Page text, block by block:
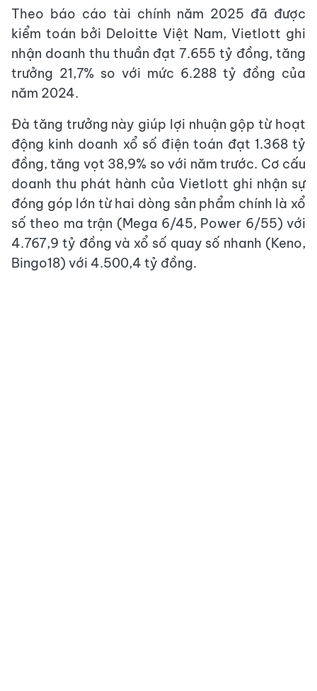
Theo báo cáo tài chính năm 2025 đã được
kiểm toán bởi Deloitte Việt Nam, Vietlott ghi
nhận doanh thu thuần đạt 7.655 tỷ đồng, tăng
trưởng 21,7% so với mức 6.288 tỷ đồng của
năm 2024.
Đà tăng trưởng này giúp lợi nhuận gộp từ hoạt
động kinh doanh xổ số điện toán đạt 1.368 tỷ
đồng, tăng vọt 38,9% so với năm trước. Cơ cấu
doanh thu phát hành của Vietlott ghi nhận sự
đóng góp lớn từ hai dòng sản phẩm chính là xổ
số theo ma trận (Mega 6/45, Power 6/55) với
4.767,9 tỷ đồng và xổ số quay số nhanh (Keno,
Bingo18) với 4.500,4 tỷ đồng.